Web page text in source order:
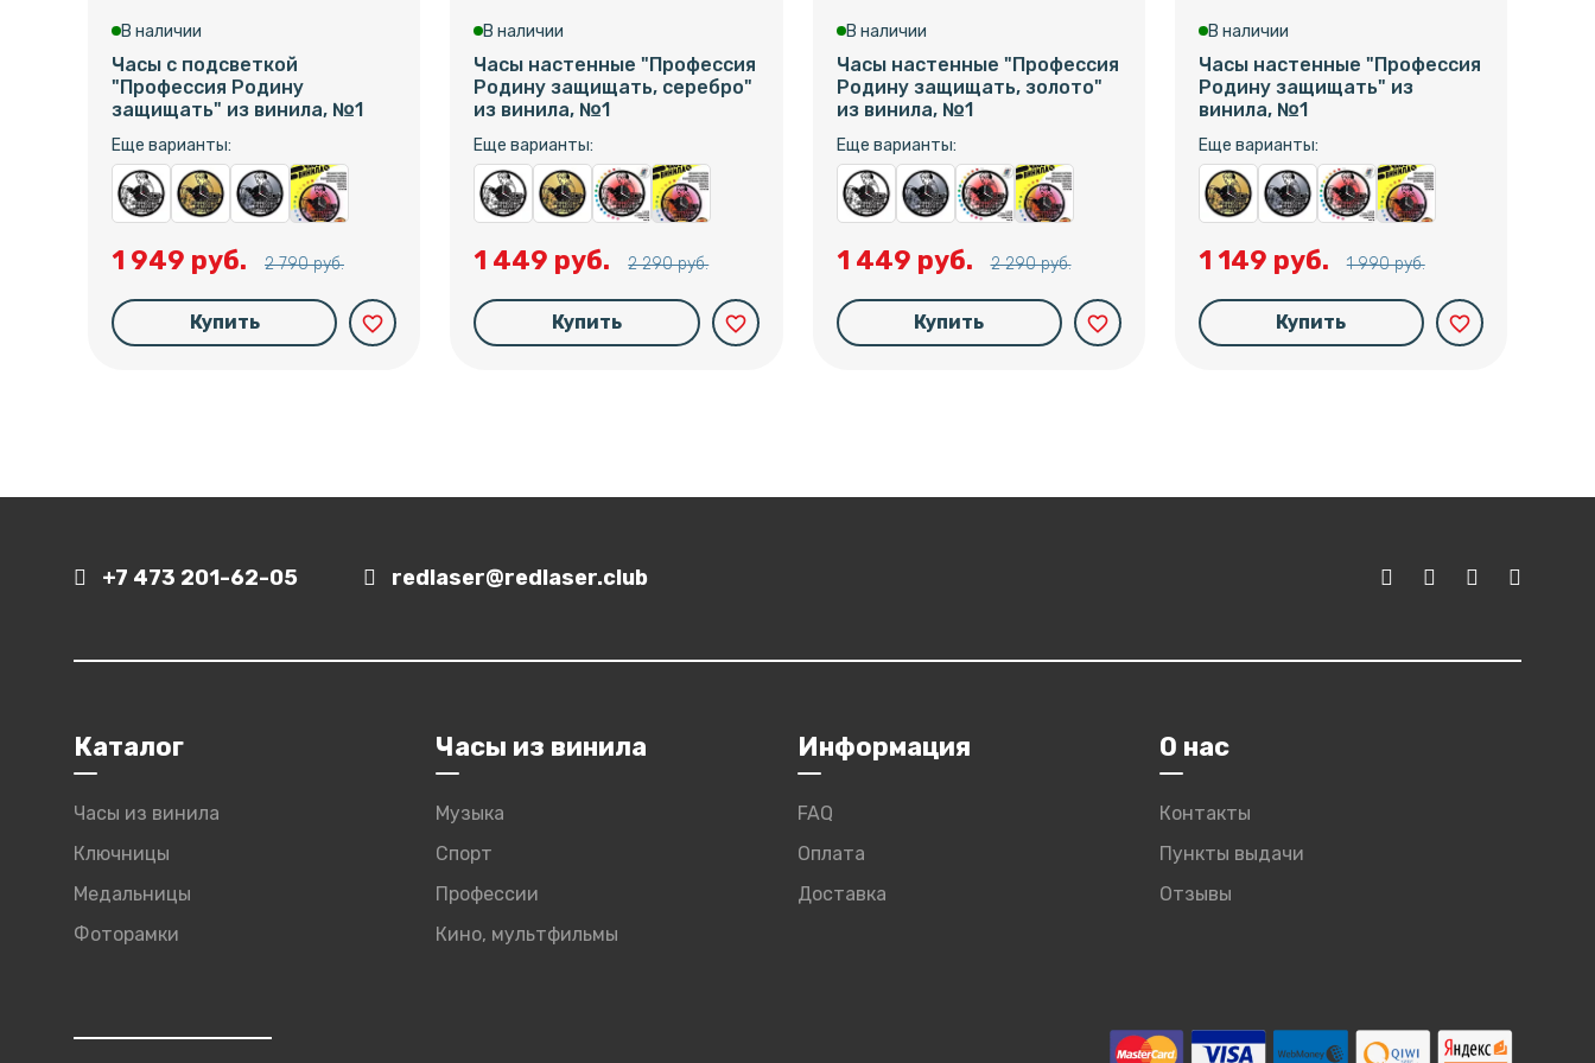
В наличии
Часы с подсветкой
"Профессия Родину
защищать" из винила, №1
Еще варианты:
1 949 руб. 2 790 руб.
Купить favorite_border
В наличии
Часы настенные "Профессия
Родину защищать, серебро"
из винила, №1
Еще варианты:
1 449 руб. 2 290 руб.
Купить favorite_border
В наличии
Часы настенные "Профессия
Родину защищать, золото"
из винила, №1
Еще варианты:
1 449 руб. 2 290 руб.
Купить favorite_border
В наличии
Часы настенные "Профессия
Родину защищать" из
винила, №1
Еще варианты:
1 149 руб. 1 990 руб.
Купить favorite_border
+7 473 201-62-05 redlaser@redlaser.club
Каталог
Часы из винила
Ключницы
Медальницы
Фоторамки
Часы из винила
Музыка
Спорт
Профессии
Кино, мультфильмы
Информация
FAQ
Оплата
Доставка
О нас
Контакты
Пункты выдачи
Отзывы